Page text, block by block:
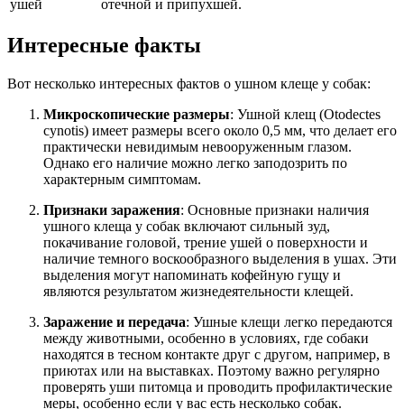
ушей
отечной и припухшей.
Интересные факты
Вот несколько интересных фактов о ушном клеще у собак:
Микроскопические размеры: Ушной клещ (Otodectes
cynotis) имеет размеры всего около 0,5 мм, что делает его
практически невидимым невооруженным глазом.
Однако его наличие можно легко заподозрить по
характерным симптомам.
Признаки заражения: Основные признаки наличия
ушного клеща у собак включают сильный зуд,
покачивание головой, трение ушей о поверхности и
наличие темного воскообразного выделения в ушах. Эти
выделения могут напоминать кофейную гущу и
являются результатом жизнедеятельности клещей.
Заражение и передача: Ушные клещи легко передаются
между животными, особенно в условиях, где собаки
находятся в тесном контакте друг с другом, например, в
приютах или на выставках. Поэтому важно регулярно
проверять уши питомца и проводить профилактические
меры, особенно если у вас есть несколько собак.